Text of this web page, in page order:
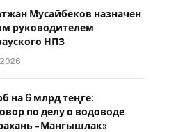
Мусайбеков назначен
руководителем
НПЗ
на 6 млрд теңге:
по делу о водоводе
– Мангышлак»